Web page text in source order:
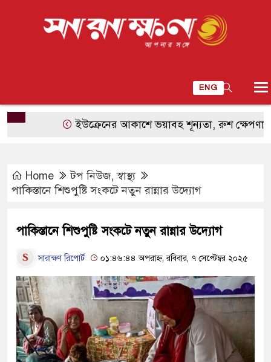
ENG
ইউক্রেনের আকাশে ভয়াবহ শূন্যতা, রুশ ক্ষেপণাস্ত্র
Home টপ নিউজ,স্বাস্থ্য
পাকিস্তানে শিশুপুষ্টি সংকটে নতুন রান্নার উদ্যোগ
পাকিস্তানে শিশুপুষ্টি সংকটে নতুন রান্নার উদ্যোগ
সারাক্ষণ রিপোর্ট ০১:৪৬:৪৪ অপরাহ্ন, রবিবার, ৭ সেপ্টেম্বর ২০২৫